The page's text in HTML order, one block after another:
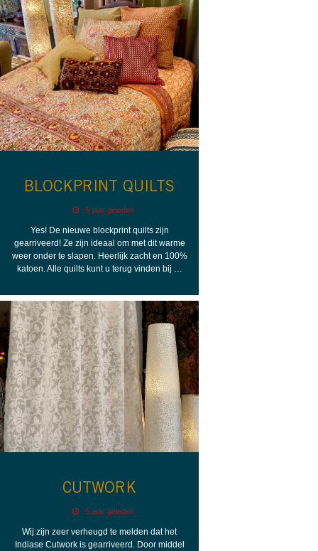
BLOCKPRINT QUILTS
5 jaar geleden
Yes! De nieuwe blockprint quilts zijn
gearriveerd! Ze zijn ideaal om met dit warme
weer onder te slapen. Heerlijk zacht en 100%
katoen. Alle quilts kunt u terug vinden bij …
CUTWORK
5 jaar geleden
Wij zijn zeer verheugd te melden dat het
Indiase Cutwork is gearriveerd. Door middel